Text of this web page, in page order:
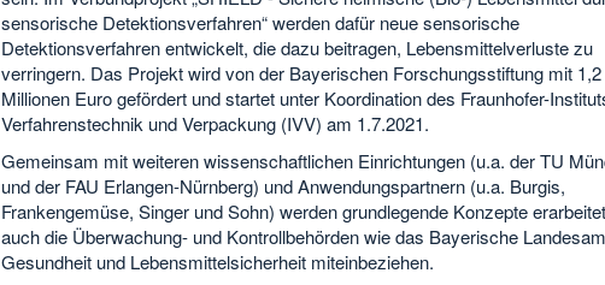
sensorische Detektionsverfahren“ werden dafür neue sensorische
Detektionsverfahren entwickelt, die dazu beitragen, Lebensmittelverluste zu
verringern. Das Projekt wird von der Bayerischen Forschungsstiftung mit 1,2
Millionen Euro gefördert und startet unter Koordination des Fraunhofer-
Verfahrenstechnik und Verpackung (IVV) am 1.7.2021.
Gemeinsam mit weiteren wissenschaftlichen Einrichtungen (u.a. der TU
und der FAU Erlangen-Nürnberg) und Anwendungspartnern (u.a. Burgis,
Frankengemüse, Singer und Sohn) werden grundlegende Konzepte
auch die Überwachung- und Kontrollbehörden wie das Bayerische
Gesundheit und Lebensmittelsicherheit miteinbeziehen.